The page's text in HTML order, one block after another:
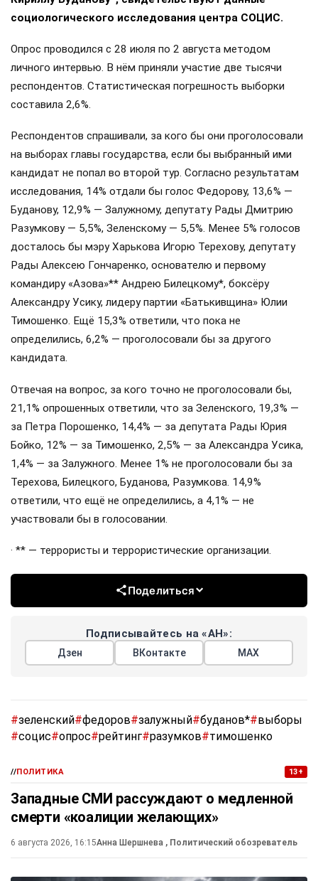
социологического исследования центра СОЦИС.
Опрос проводился с 28 июля по 2 августа методом
личного интервью. В нём приняли участие две тысячи
респондентов. Статистическая погрешность выборки
составила 2,6%.
Респондентов спрашивали, за кого бы они проголосовали
на выборах главы государства, если бы выбранный ими
кандидат не попал во второй тур. Согласно результатам
исследования, 14% отдали бы голос Федорову, 13,6% —
Буданову, 12,9% — Залужному, депутату Рады Дмитрию
Разумкову — 5,5%, Зеленскому — 5,5%. Менее 5% голосов
досталось бы мэру Харькова Игорю Терехову, депутату
Рады Алексею Гончаренко, основателю и первому
командиру «Азова»** Андрею Билецкому*, боксёру
Александру Усику, лидеру партии «Батькивщина» Юлии
Тимошенко. Ещё 15,3% ответили, что пока не
определились, 6,2% — проголосовали бы за другого
кандидата.
Отвечая на вопрос, за кого точно не проголосовали бы,
21,1% опрошенных ответили, что за Зеленского, 19,3% —
за Петра Порошенко, 14,4% — за депутата Рады Юрия
Бойко, 12% — за Тимошенко, 2,5% — за Александра Усика,
1,4% — за Залужного. Менее 1% не проголосовали бы за
Терехова, Билецкого, Буданова, Разумкова. 14,9%
ответили, что ещё не определились, а 4,1% — не
участвовали бы в голосовании.
· ** — террористы и террористические организации.
Поделиться
Подписывайтесь на «АН»:
Дзен ВКонтакте МАХ
#зеленский#федоров#залужный#буданов*#выборы
#социс#опрос#рейтинг#разумков#тимошенко
//ПОЛИТИКА 13+
Западные СМИ рассуждают о медленной
смерти «коалиции желающих»
6 августа 2026, 16:15Анна Шершнева , Политический обозреватель